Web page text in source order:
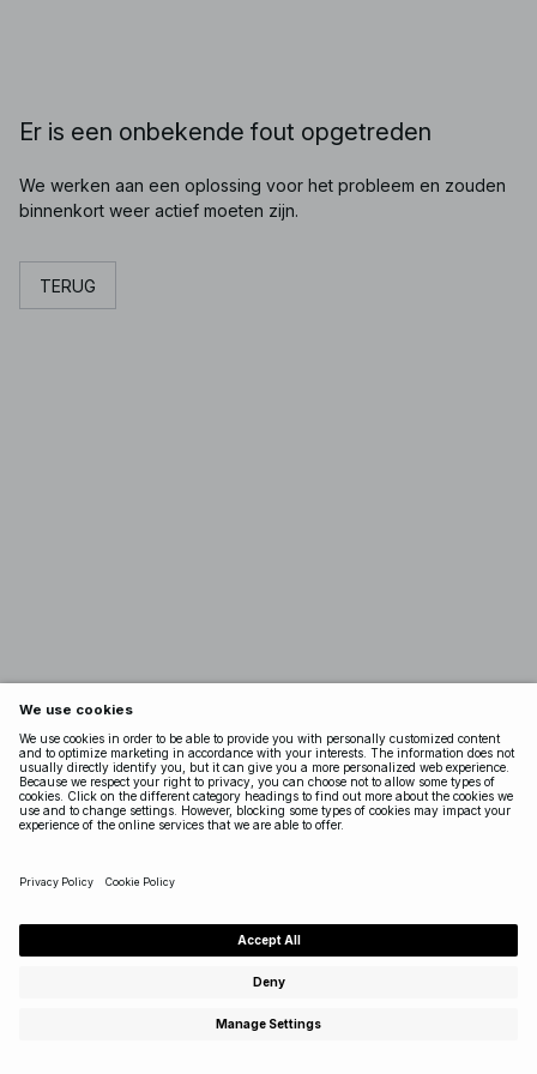
Er is een onbekende fout opgetreden
We werken aan een oplossing voor het probleem en zouden
binnenkort weer actief moeten zijn.
TERUG